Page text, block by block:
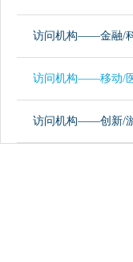
访问机构——金融/
访问机构——移动/
访问机构——创新/